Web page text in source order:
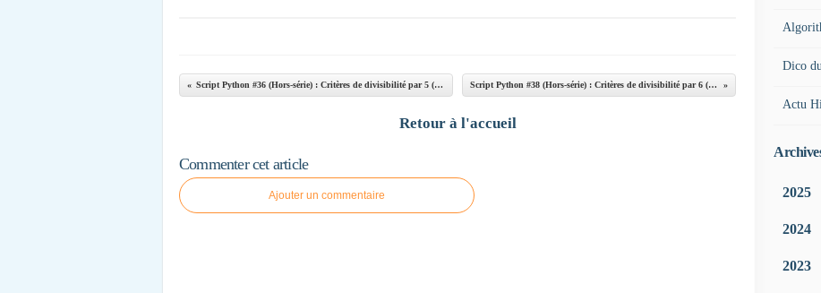
Script Python #36 (Hors-série) : Critères de divisibilité par 5 (version 2) Script Python #38 (Hors-série) : Critères de divisibilité par 6 (version 2)
Retour à l'accueil
Commenter cet article
Ajouter un commentaire
Dico
Actu
2025
2024
2023